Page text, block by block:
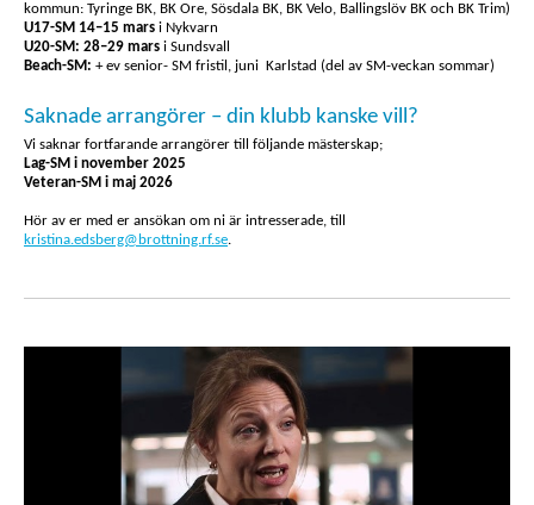
kommun: Tyringe BK, BK Ore, Sösdala BK, BK Velo, Ballingslöv BK och BK Trim)
U17-SM 14–15 mars i Nykvarn
U20-SM: 28–29 mars i Sundsvall
Beach-SM: + ev senior- SM fristil, juni Karlstad (del av SM-veckan sommar)
Saknade arrangörer – din klubb kanske vill?
Vi saknar fortfarande arrangörer till följande mästerskap;
Lag-SM i november 2025
Veteran-SM i maj 2026
Hör av er med er ansökan om ni är intresserade, till
kristina.edsberg@brottning.rf.se.